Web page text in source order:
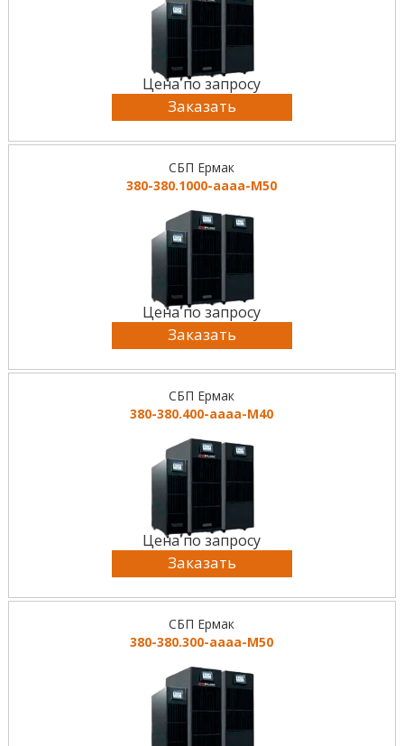
Цена по запросу
Заказать
СБП Ермак
380-380.1000-аааа-М50
Цена по запросу
Заказать
СБП Ермак
380-380.400-аааа-М40
Цена по запросу
Заказать
СБП Ермак
380-380.300-аааа-М50